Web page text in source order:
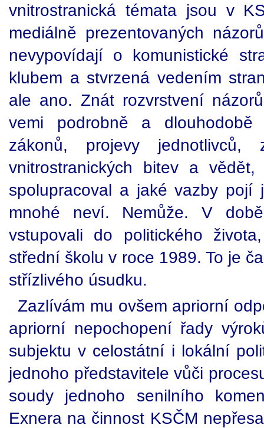
vnitrostranická témata jsou v
mediálně prezentovaných
nevypovídají o komunistické
klubem a stvrzená vedením
ale ano. Znát rozvrstvení
vemi podrobně a dlouhodobě
zákonů, projevy
vnitrostranických bitev a
spolupracoval a jaké vazby pojí
mnohé neví. Nemůže. V
vstupovali do politického
střední školu v roce 1989. To je
střízlivého úsudku.
Zazlívám mu ovšem apriorní
apriorní nepochopení řady
subjektu v celostátní i lokální
jednoho představitele vůči
soudy jednoho senilního
Exnera na činnost KSČM